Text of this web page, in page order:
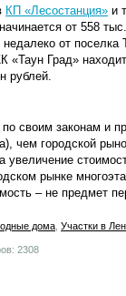
КП «Лесостанция» и
от 558
от поселка
«Таун Град»
рублей.
по своим законам и
чем городской
увеличение
рынке
– не предмет
дома Участки в
2308